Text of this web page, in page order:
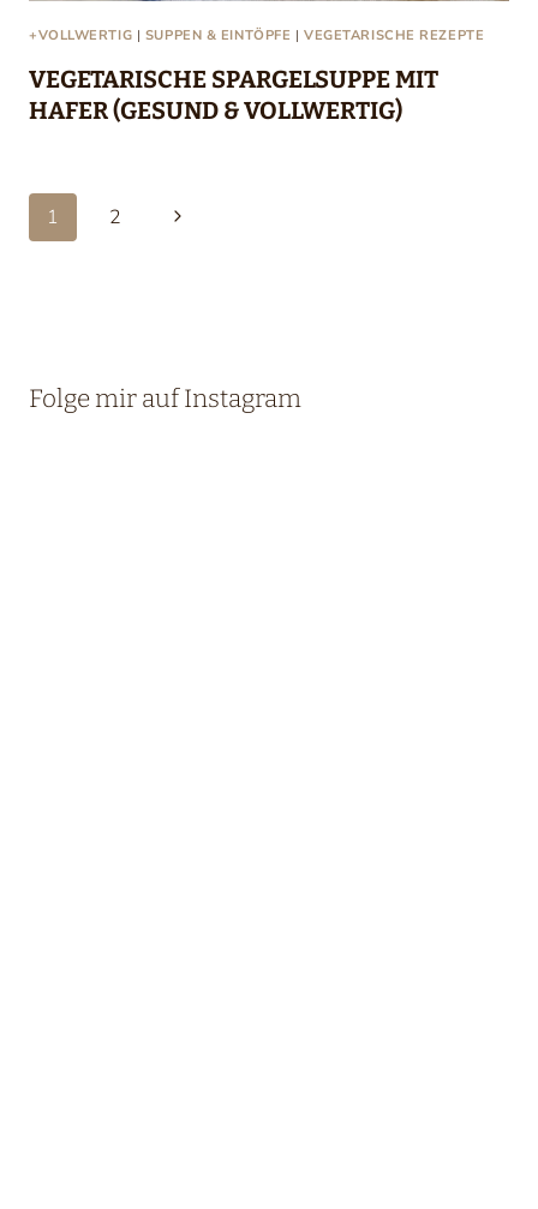
+VOLLWERTIG | SUPPEN & EINTÖPFE |VEGETARISCHE REZEPTE
VEGETARISCHE SPARGELSUPPE MIT
HAFER (GESUND & VOLLWERTIG)
Seitennavigation
1 2
Nächste
Folge mir auf Instagram